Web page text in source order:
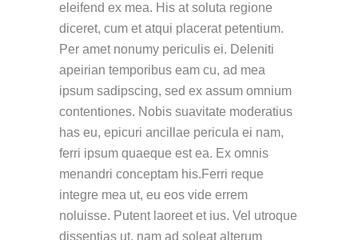
eleifend ex mea. His at soluta regione
diceret, cum et atqui placerat petentium.
Per amet nonumy periculis ei. Deleniti
apeirian temporibus eam cu, ad mea
ipsum sadipscing, sed ex assum omnium
contentiones. Nobis suavitate moderatius
has eu, epicuri ancillae pericula ei nam,
ferri ipsum quaeque est ea. Ex omnis
menandri conceptam his.Ferri reque
integre mea ut, eu eos vide errem
noluisse. Putent laoreet et ius. Vel utroque
dissentias ut, nam ad soleat alterum